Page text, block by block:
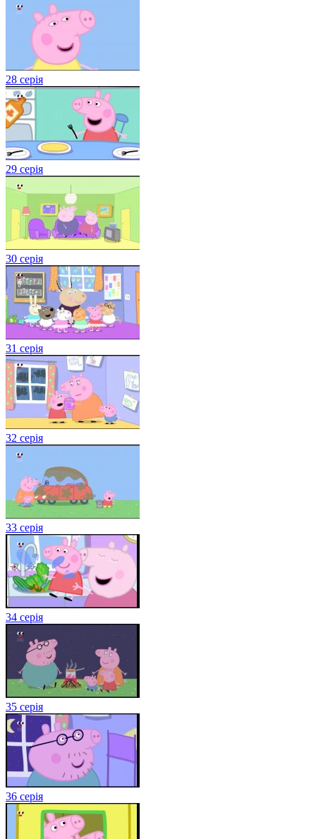
28 серія
29 серія
30 серія
31 серія
32 серія
33 серія
34 серія
35 серія
36 серія